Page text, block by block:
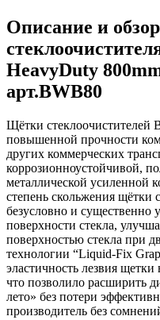
Описание и
HeavyDuty
арт.BWB80
Щётки стеклоочистителей
повышенной прочности
других коммерческих
коррозионноустойчивой,
металлической усиленной
степень скольжения щётки
безусловно и существенно
поверхности стекла,
поверхностью стекла при
технологии “Liquid-Fix
эластичность лезвия
что позволило расширить
лето» без потери
производитель без